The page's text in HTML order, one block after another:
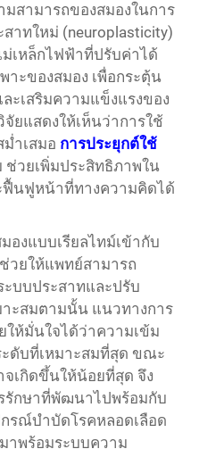
มสามารถของสมองในการ
าทใหม่ (neuroplasticity)
เหล็กไฟฟ้าที่ปรับค่าได้
าะของสมอง เพื่อกระตุ้น
ะเสริมความแข็งแรงของ
ยแสดงให้เห็นว่าการใช้
ำเสมอ การประยุกต์ใช้
ช่วยเพิ่มประสิทธิภาพใน
ฟื้นฟูหน้าที่ทางความคิดได้
องแบบเรียลไทม์เข้ากับ
วยให้แพทย์สามารถ
บบประสาทและปรับ
าะสมตามนั้น แนวทางการ
ห้มั่นใจได้ว่าความเข้ม
ดับที่เหมาะสมที่สุด ขณะ
จเกิดขึ้นให้น้อยที่สุด จึง
รักษาที่พัฒนาไปพร้อมกับ
รณ์บำบัดโรคหลอดเลือด
าพร้อมระบบความ